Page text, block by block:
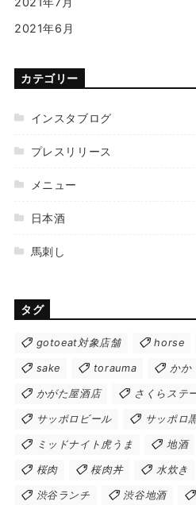
2021年6月
カテゴリー
インスタブログ
プレスリリース
メニュー
日本酒
馬刺し
タグ
gotoeat対象店舗 horse
sake torauma かか
かがた屋酒店 さくらステ
サッポロビール サッポロ
ミッドナイト虎うま 地酒
桜肉 桜肉丼 水炊き
渋谷ランチ 渋谷地酒